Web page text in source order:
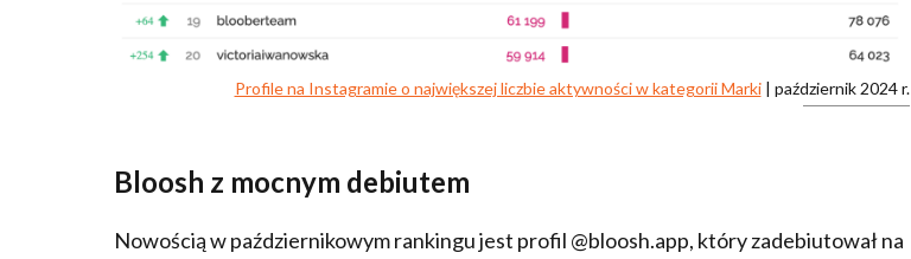
Profile na Instagramie o największej liczbie aktywności w kategorii Marki| październik 2024 r.
Bloosh z mocnym debiutem
Nowością w październikowym rankingu jest profil @bloosh.app, który zadebiutował na